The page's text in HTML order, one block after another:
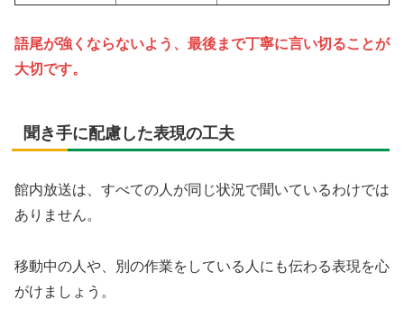
語尾が強くならないよう、最後まで丁寧に言い切ることが
大切です。
聞き手に配慮した表現の工夫
館内放送は、すべての人が同じ状況で聞いているわけでは
ありません。
移動中の人や、別の作業をしている人にも伝わる表現を心
がけましょう。